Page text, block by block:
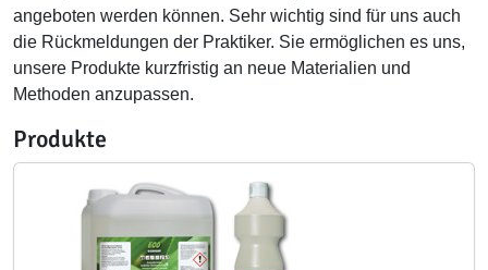
angeboten werden können. Sehr wichtig sind für uns auch
die Rückmeldungen der Praktiker. Sie ermöglichen es uns,
unsere Produkte kurzfristig an neue Materialien und
Methoden anzupassen.
Produkte